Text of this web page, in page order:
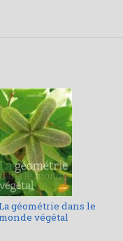
géométrie dans le
végétal